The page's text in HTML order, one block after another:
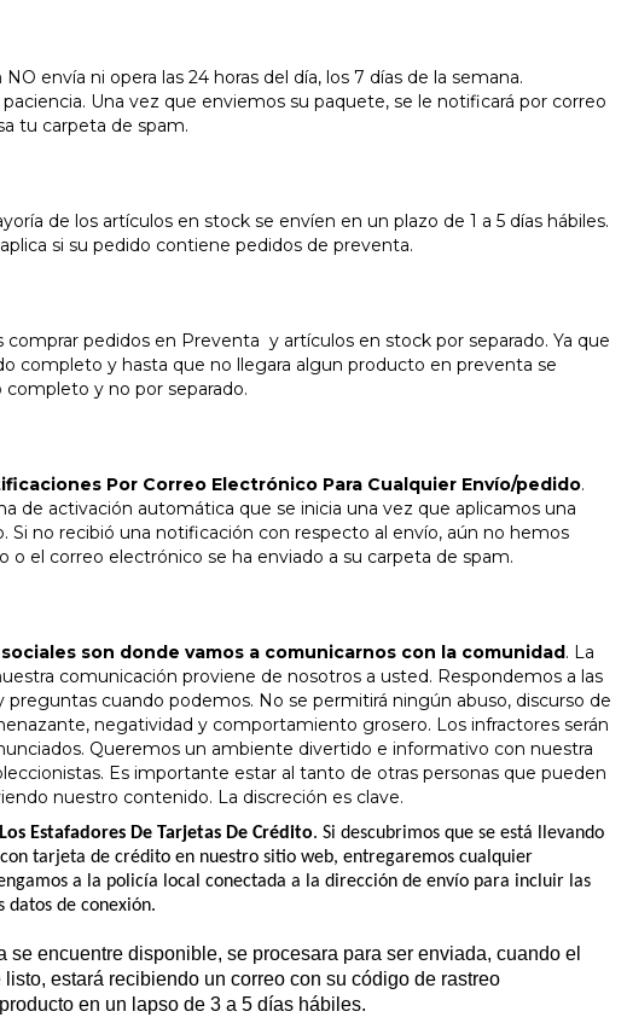
envía ni opera las 24 horas del día, los 7 días de la semana.
Una vez que enviemos su paquete, se le notificará por correo
tu carpeta de spam.
de los artículos en stock se envíen en un plazo de 1 a 5 días hábiles.
si su pedido contiene pedidos de preventa.
pedidos en Preventa y artículos en stock por separado. Ya que
completo y hasta que no llegara algun producto en preventa se
completo y no por separado.
Por Correo Electrónico Para Cualquier Envío/pedido.
de activación automática que se inicia una vez que aplicamos una
Si no recibió una notificación con respecto al envío, aún no hemos
o el correo electrónico se ha enviado a su carpeta de spam.
son donde vamos a comunicarnos con la comunidad. La
comunicación proviene de nosotros a usted. Respondemos a las
preguntas cuando podemos. No se permitirá ningún abuso, discurso de
negatividad y comportamiento grosero. Los infractores serán
Queremos un ambiente divertido e informativo con nuestra
Es importante estar al tanto de otras personas que pueden
nuestro contenido. La discreción es clave.
Estafadores De Tarjetas De Crédito. Si descubrimos que se está llevando
tarjeta de crédito en nuestro sitio web, entregaremos cualquier
a la policía local conectada a la dirección de envío para incluir las
datos de conexión.
se encuentre disponible, se procesara para ser enviada, cuando el
estará recibiendo un correo con su código de rastreo
en un lapso de 3 a 5 días hábiles.